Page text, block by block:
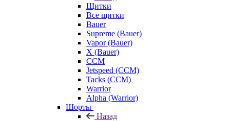
Щитки
Все щитки
Bauer
Supreme (Bauer)
Vapor (Bauer)
X (Bauer)
CCM
Jetspeed (CCM)
Tacks (CCM)
Warrior
Alpha (Warrior)
Шорты
Назад